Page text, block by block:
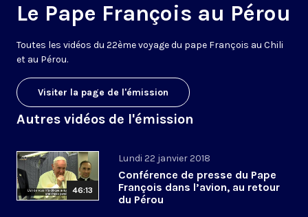
Le Pape François au Pérou
Toutes les vidéos du 22ème voyage du pape François au Chili
et au Pérou.
Visiter la page de l'émission
Autres vidéos de l'émission
46:13
Lundi 22 janvier 2018
Conférence de presse du Pape
François dans l’avion, au retour
du Pérou